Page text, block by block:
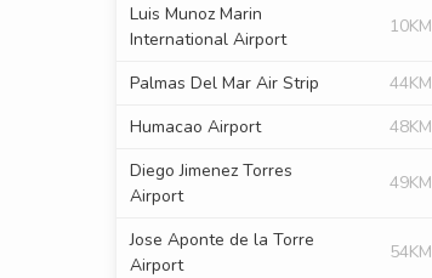
Luis Munoz Marin
International Airport
10KM
Palmas Del Mar Air Strip
44KM
Humacao Airport
48KM
Diego Jimenez Torres
Airport
49KM
Jose Aponte de la Torre
Airport
54KM